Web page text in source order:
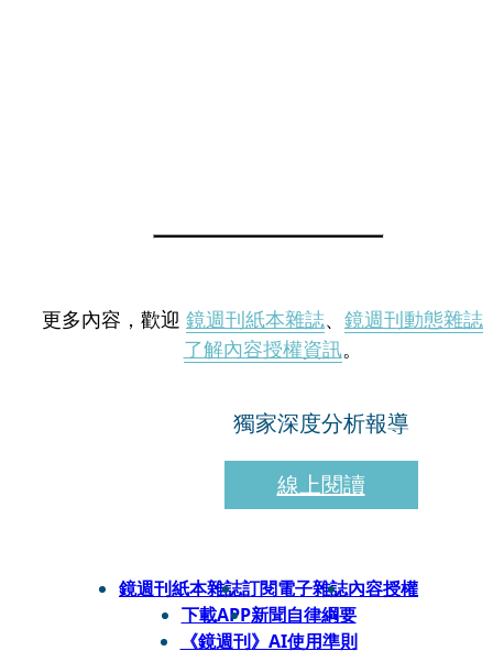
更多內容，歡迎 鏡週刊紙本雜誌、 鏡週刊動態雜誌
了解內容授權資訊。
獨家深度分析報導
線上閱讀
鏡週刊紙本雜誌訂閱電子雜誌內容授權
下載APP新聞自律綱要
《鏡週刊》AI使用準則